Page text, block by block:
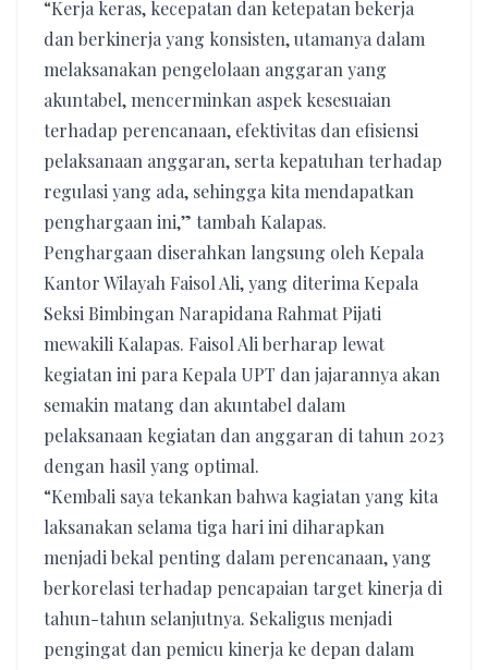
“Kerja keras, kecepatan dan ketepatan bekerja
dan berkinerja yang konsisten, utamanya dalam
melaksanakan pengelolaan anggaran yang
akuntabel, mencerminkan aspek kesesuaian
terhadap perencanaan, efektivitas dan efisiensi
pelaksanaan anggaran, serta kepatuhan terhadap
regulasi yang ada, sehingga kita mendapatkan
penghargaan ini,” tambah Kalapas.
Penghargaan diserahkan langsung oleh Kepala
Kantor Wilayah Faisol Ali, yang diterima Kepala
Seksi Bimbingan Narapidana Rahmat Pijati
mewakili Kalapas. Faisol Ali berharap lewat
kegiatan ini para Kepala UPT dan jajarannya akan
semakin matang dan akuntabel dalam
pelaksanaan kegiatan dan anggaran di tahun 2023
dengan hasil yang optimal.
“Kembali saya tekankan bahwa kagiatan yang kita
laksanakan selama tiga hari ini diharapkan
menjadi bekal penting dalam perencanaan, yang
berkorelasi terhadap pencapaian target kinerja di
tahun-tahun selanjutnya. Sekaligus menjadi
pengingat dan pemicu kinerja ke depan dalam